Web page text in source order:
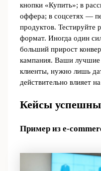
кнопки «Купить»; в
оффера; в соцсетях —
продуктов. Тестируйте
формат. Иногда один
больший прирост
кампания. Ваши
клиенты, нужно лишь
действительно влияет
Кейсы
Пример из